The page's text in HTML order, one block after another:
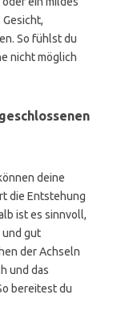
So fühlst du
nicht möglich
deine
die Entstehung
ist es sinnvoll,
und gut
der Achseln
und das
bereitest du